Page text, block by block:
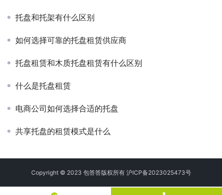
托盘和托架有什么区别
如何选择可靠的托盘租赁供应商
托盘租赁和木质托盘租赁有什么区别
什么是托盘租赁
电商公司如何选择合适的托盘
共享托盘的租赁模式是什么
Copyright © 2023 包答答版权所有 沪ICP备2023025473号